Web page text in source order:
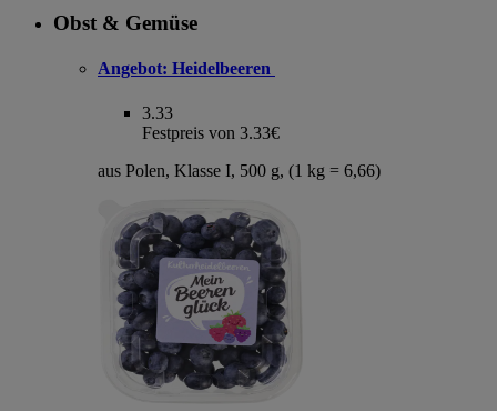
Obst & Gemüse
Angebot: Heidelbeeren
3.33
Festpreis von 3.33€
aus Polen, Klasse I, 500 g, (1 kg = 6,66)